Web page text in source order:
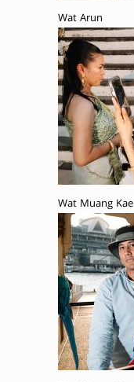
Wat Arun
Wat Muang Kae